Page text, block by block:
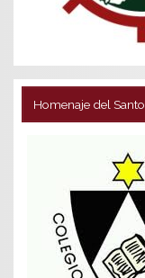
Homenaje del